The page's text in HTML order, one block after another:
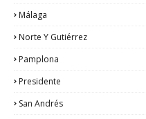
Málaga
Norte Y Gutiérrez
Pamplona
Presidente
San Andrés